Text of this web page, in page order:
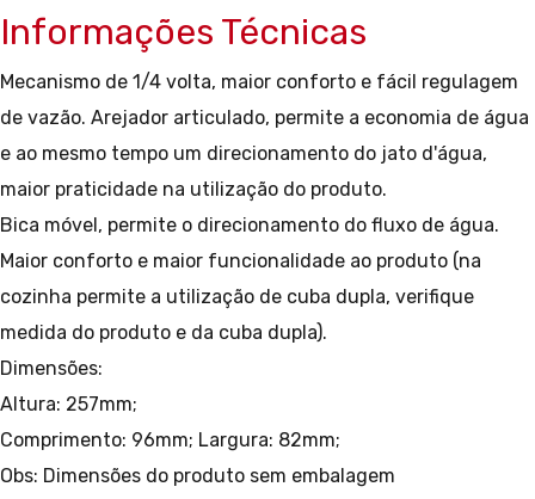
Informações Técnicas
Mecanismo de 1/4 volta, maior conforto e fácil regulagem
de vazão. Arejador articulado, permite a economia de água
e ao mesmo tempo um direcionamento do jato d'água,
maior praticidade na utilização do produto.
Bica móvel, permite o direcionamento do fluxo de água.
Maior conforto e maior funcionalidade ao produto (na
cozinha permite a utilização de cuba dupla, verifique
medida do produto e da cuba dupla).
Dimensões:
Altura: 257mm;
Comprimento: 96mm; Largura: 82mm;
Obs: Dimensões do produto sem embalagem